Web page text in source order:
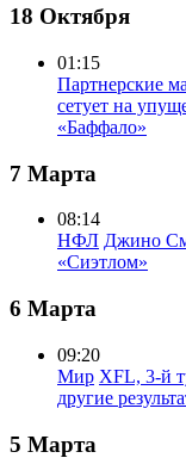
18 Октября
01:15
Партнерские
сетует на
«Баффало»
7 Марта
08:14
НФЛ Джино
«Сиэтлом»
6 Марта
09:20
Мир XFL, 3-й
другие
5 Марта